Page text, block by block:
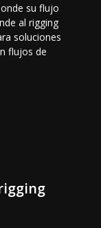
su flujo
al rigging
soluciones
flujos de